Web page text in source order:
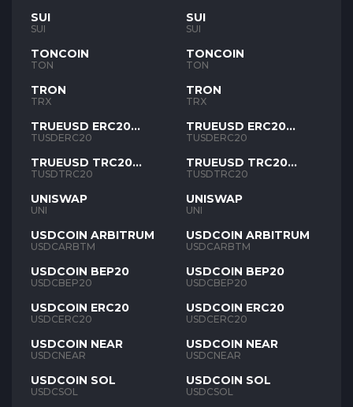
SUI
SUI
TONCOIN
TON
TRON
TRX
TRUEUSD ERC20
TUSD
TUSDERC20
TRUEUSD TRC20
TUSD
TUSDTRC20
UNISWAP
UNI
USDCOIN ARBITRUM
USDCARBTM
USDCOIN BEP20
USDCBEP20
USDCOIN ERC20
USDCERC20
USDCOIN NEAR
USDCNEAR
USDCOIN SOL
USDCSOL
SUI
SUI
TONCOIN
TON
TRON
TRX
TRUEUSD ERC20
TUSD
TUSDERC20
TRUEUSD TRC20
TUSD
TUSDTRC20
UNISWAP
UNI
USDCOIN ARBITRUM
USDCARBTM
USDCOIN BEP20
USDCBEP20
USDCOIN ERC20
USDCERC20
USDCOIN NEAR
USDCNEAR
USDCOIN SOL
USDCSOL